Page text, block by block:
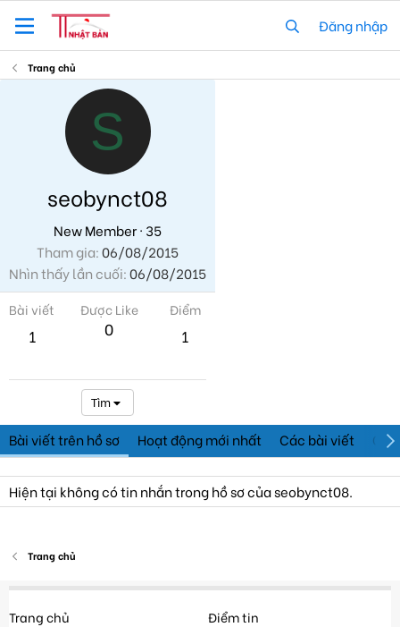
Đăng nhập
Trang chủ
S
seobynct08
New Member· 35
Tham gia 06/08/2015
Nhìn thấy lần cuối 06/08/2015
Bài viết
1
Được Like
0
Điểm
1
Tìm
Bài viết trên hồ sơ Hoạt động mới nhất Các bài viết
Hiện tại không có tin nhắn trong hồ sơ của seobynct08.
Trang chủ
Trang chủ
Điểm tin